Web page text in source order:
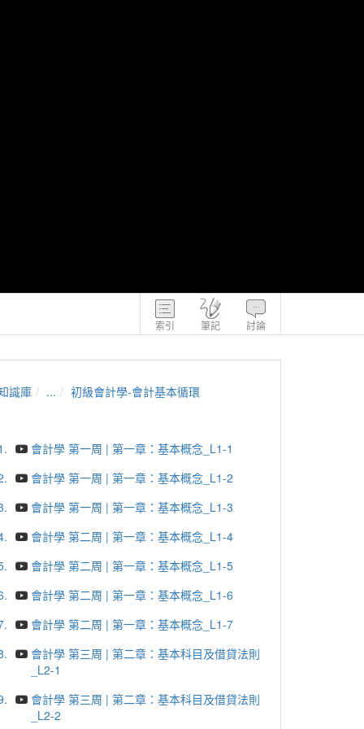
索引 筆記 討論
識庫 ... 初級會計學-會計基本循環
會計學 第一周 | 第一章：基本概念_L1-1
會計學 第一周 | 第一章：基本概念_L1-2
會計學 第一周 | 第一章：基本概念_L1-3
會計學 第二周 | 第一章：基本概念_L1-4
會計學 第二周 | 第一章：基本概念_L1-5
會計學 第二周 | 第一章：基本概念_L1-6
會計學 第二周 | 第一章：基本概念_L1-7
會計學 第三周 | 第二章：基本科目及借貸法則
_L2-1
會計學 第三周 | 第二章：基本科目及借貸法則
_L2-2